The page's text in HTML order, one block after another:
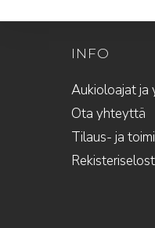
INFO
Aukioloajat
Ota yhteyttä
Tilaus- ja